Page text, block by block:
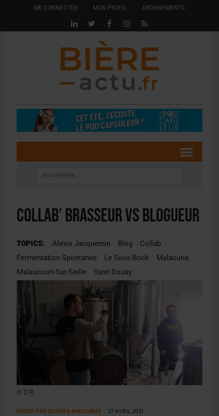
ME CONNECTER MON PROFIL ABONNEMENTS
Collab’ brasseur vs blogueur
TOPICS: Alexis Jacquemin Blog
Collab
Fermentation Spontanée
Le Sous-Bock
Malacuria
Malaucourt-Sur-Seille
Yann Douay
© D.R.
POSTÉ PAROLIVIER MALCURAT 27 AVRIL 2021